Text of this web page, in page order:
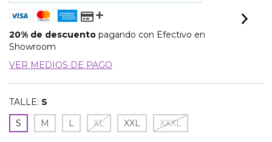
20% de descuento pagando con Efectivo en
Showroom
VER MEDIOS DE PAGO
TALLE: S
S
M L XL XXL XXXL